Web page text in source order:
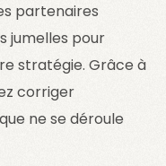
partenaires
jumelles pour
stratégie. Grâce à
corriger
ne se déroule